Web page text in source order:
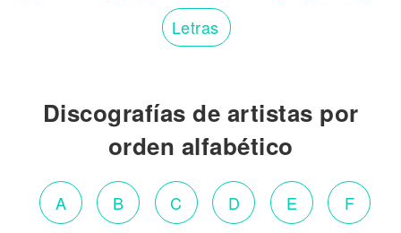
Letras
Discografías de artistas por
orden alfabético
A B C D E F